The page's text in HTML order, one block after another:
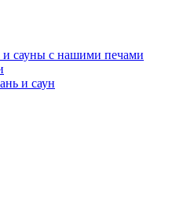
и сауны с нашими печами
и саун